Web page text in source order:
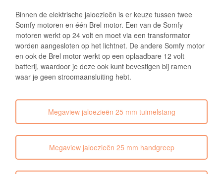
Binnen de elektrische jaloezieën is er keuze tussen twee
Somfy motoren en één Brel motor. Een van de Somfy
motoren werkt op 24 volt en moet via een transformator
worden aangesloten op het lichtnet. De andere Somfy motor
en ook de Brel motor werkt op een oplaadbare 12 volt
batterij, waardoor je deze ook kunt bevestigen bij ramen
waar je geen stroomaansluiting hebt.
Megaview jaloezieën 25 mm tuimelstang
Megaview jaloezieën 25 mm handgreep